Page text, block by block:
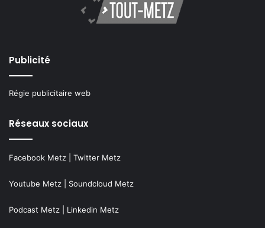
Publicité
Régie publicitaire web
Réseaux sociaux
Facebook Metz Twitter Metz
Youtube Metz Soundcloud Metz
Podcast Metz Linkedin Metz